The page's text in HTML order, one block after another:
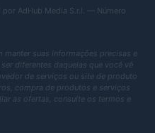
AdHub Media S.r.l. — Número
suas informações precisas e
diferentes daquelas que você vê
de serviços ou site de produto
compra de produtos e serviços
as ofertas, consulte os termos e